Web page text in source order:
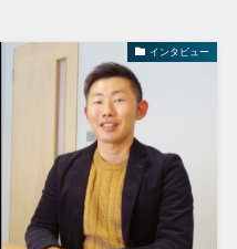
インタビュー